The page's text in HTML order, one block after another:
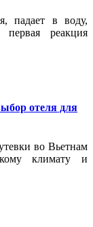
падает в воду,
первая реакция
отеля для
во Вьетнам
климату и